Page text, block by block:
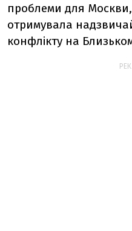
проблеми для
отримувала
конфлікту на